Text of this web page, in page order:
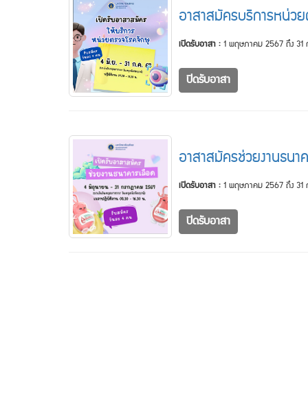
อาสาสมัครบริการหน่
เปิดรับอาสา :1 พฤษภาคม 2567 ถึง
ปิดรับอาสา
อาสาสมัครช่วยงานธน
เปิดรับอาสา :1 พฤษภาคม 2567 ถึง
ปิดรับอาสา